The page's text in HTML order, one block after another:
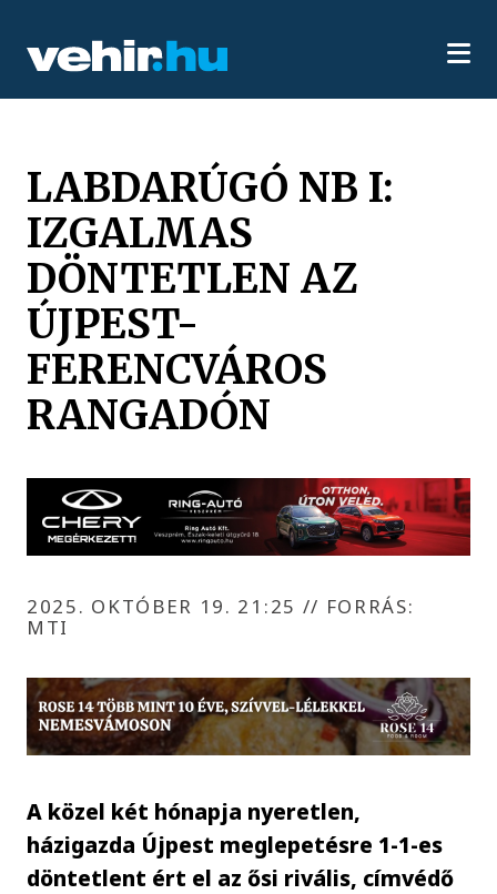
LABDARÚGÓ NB I:
IZGALMAS
DÖNTETLEN AZ
ÚJPEST-
FERENCVÁROS
RANGADÓN
2025. OKTÓBER 19. 21:25 // FORRÁS:
MTI
A közel két hónapja nyeretlen,
házigazda Újpest meglepetésre 1-1-es
döntetlent ért el az ősi rivális, címvédő